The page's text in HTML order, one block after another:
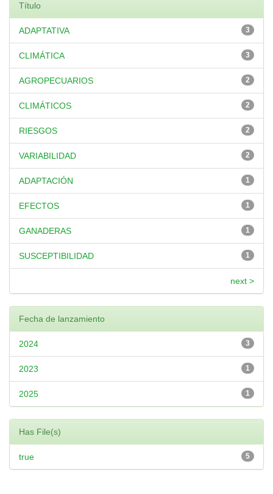
Título
3
ADAPTATIVA
3
CLIMÁTICA
2
AGROPECUARIOS
2
CLIMÁTICOS
2
RIESGOS
2
VARIABILIDAD
1
ADAPTACIÓN
1
EFECTOS
1
GANADERAS
1
SUSCEPTIBILIDAD
next >
Fecha de lanzamiento
3
2024
1
2023
1
2025
Has File(s)
5
true